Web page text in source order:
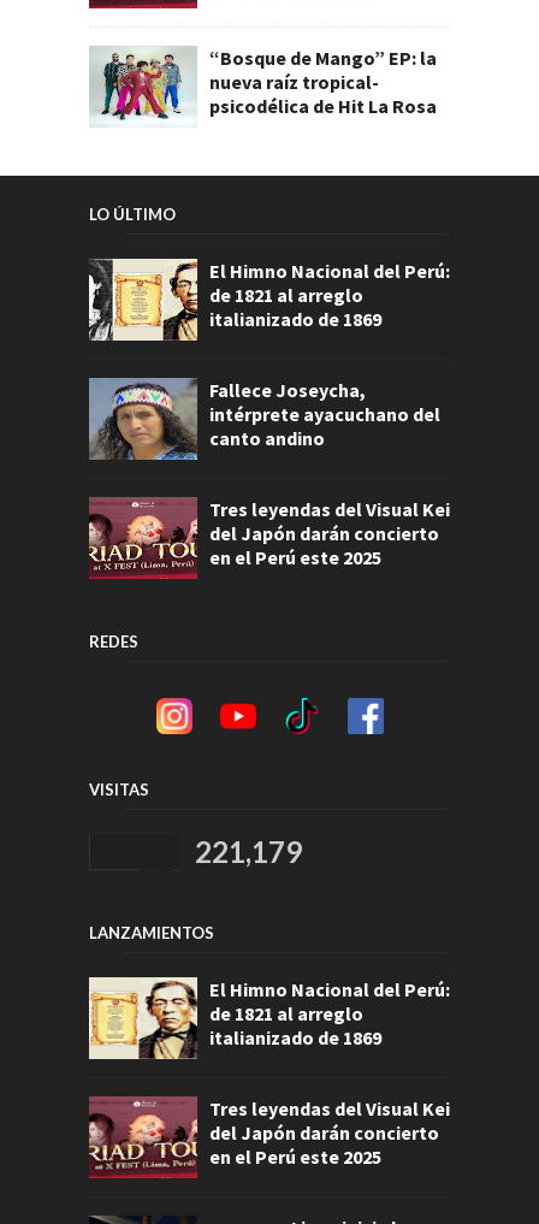
“Bosque de Mango” EP: la
nueva raíz tropical-
psicodélica de Hit La Rosa
LO ÚLTIMO
El Himno Nacional del Perú:
de 1821 al arreglo
italianizado de 1869
Fallece Joseycha,
intérprete ayacuchano del
canto andino
Tres leyendas del Visual Kei
del Japón darán concierto
en el Perú este 2025
REDES
VISITAS
221,179
LANZAMIENTOS
El Himno Nacional del Perú:
de 1821 al arreglo
italianizado de 1869
Tres leyendas del Visual Kei
del Japón darán concierto
en el Perú este 2025